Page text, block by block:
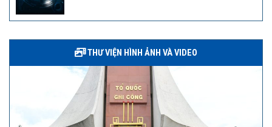
THƯ VIỆN HÌNH ẢNH VÀ VIDEO